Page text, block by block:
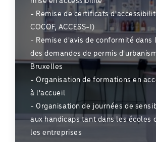
- Remise de certificats
COCOF, ACCESS-I)
- Remise d'avis de conformité dans
des demandes de permis
Bruxelles
- Organisation de formations en
à l'accueil
- 0rganisation de journées de
aux handicaps tant dans les écoles
les entreprises